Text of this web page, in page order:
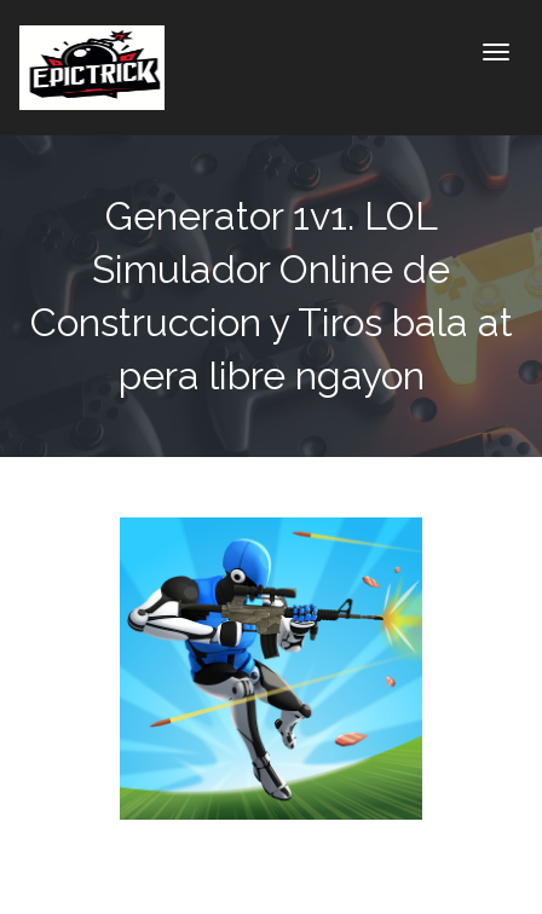
Generator 1v1. LOL
Simulador Online de
Construccion y Tiros bala at
pera libre ngayon